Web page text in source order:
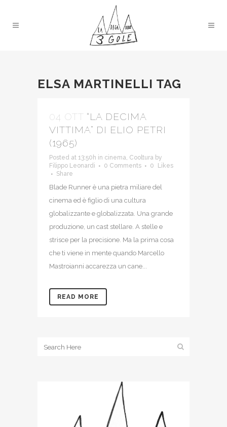
ELSA MARTINELLI TAG
04 OTT “LA DECIMA
VITTIMA” DI ELIO PETRI
(1965)
Posted at 13:50h in cinema, Cooltura by
Filippo Leonardi
0 Comments 0
Likes
Share
Blade Runner è una pietra miliare del
cinema ed è figlio di una cultura
globalizzante e globalizzata. Una grande
produzione, un cast stellare. A stelle e
strisce per la precisione. Ma la prima cosa
che ti viene in mente quando Marcello
Mastroianni accarezza un cane...
READ MORE